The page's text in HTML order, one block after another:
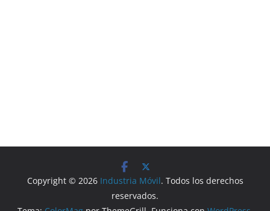
Copyright © 2026 Industria Móvil. Todos los derechos
reservados.